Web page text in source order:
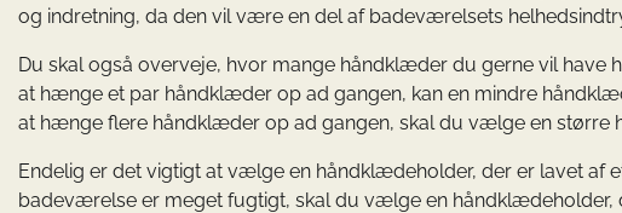
og indretning, da den vil være en del af badeværelsets
Du skal også overveje, hvor mange håndklæder du gerne vil
at hænge et par håndklæder op ad gangen, kan en mindre
at hænge flere håndklæder op ad gangen, skal du vælge en større
Endelig er det vigtigt at vælge en håndklædeholder, der er lavet af
badeværelse er meget fugtigt, skal du vælge en håndklædeholder,